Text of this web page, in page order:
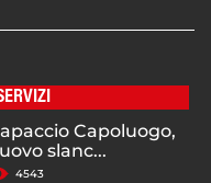
Capoluogo,
slanc...
4543